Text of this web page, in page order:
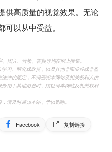
供高质量的视觉效果。无论
以从中受益。
图片、音频、视频等均在网上搜集。
习、研究或欣赏，以及其他非商业性或非盈
律的规定，不得侵犯本网站及相关权利人的
用于其他用途时，须征得本网站及相关权利
请及时通知本站，予以删除。
Facebook 复制链接